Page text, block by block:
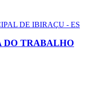
DE IBIRAÇU - ES
DO TRABALHO